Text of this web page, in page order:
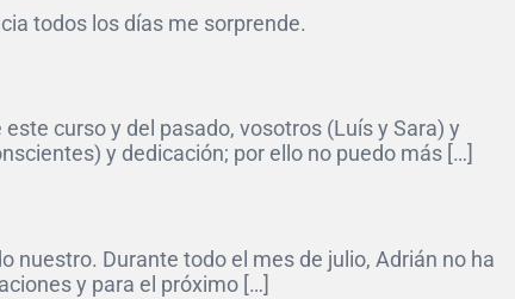
todos los días me sorprende.
curso y del pasado, vosotros (Luís y Sara) y
y dedicación; por ello no puedo más […]
nuestro. Durante todo el mes de julio, Adrián no ha
y para el próximo […]